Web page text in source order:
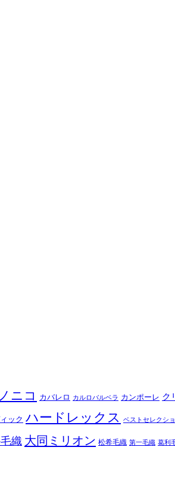
ニコ カバレロ カルロバルベラ カンポーレ ク
ック ハードレックス ベストセレクシ
織 大同ミリオン 松希毛織 第一毛織 葛利